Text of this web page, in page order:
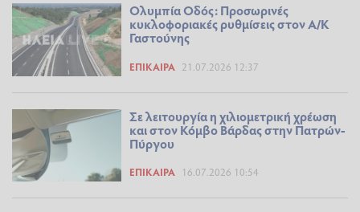
Ολυμπία Οδός: Προσωρινές
κυκλοφοριακές ρυθμίσεις στον Α/Κ
Γαστούνης
ΕΠΊΚΑΙΡΑ 21.07.2026 12:37
Σε λειτουργία η χιλιομετρική χρέωση
και στον Κόμβο Βάρδας στην Πατρών-
Πύργου
ΕΠΊΚΑΙΡΑ 16.07.2026 10:54